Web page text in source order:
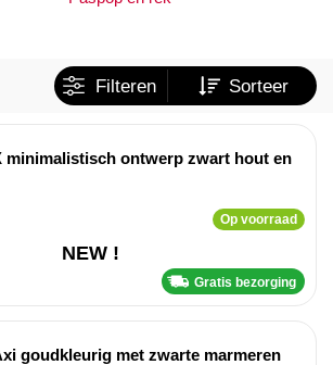
Filteren Sorteer
minimalistisch ontwerp zwart hout en
Op voorraad
NEW !
Gratis bezorging
goudkleurig met zwarte marmeren